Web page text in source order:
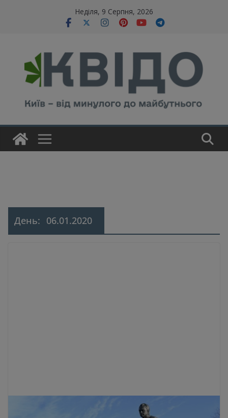
Неділя, 9 Серпня, 2026
День: 06.01.2020
modal-check